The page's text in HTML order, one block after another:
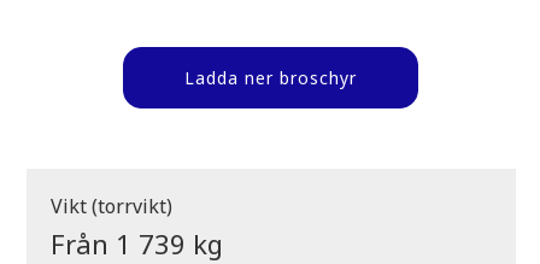
Ladda ner broschyr
Vikt (torrvikt)
Från 1 739 kg